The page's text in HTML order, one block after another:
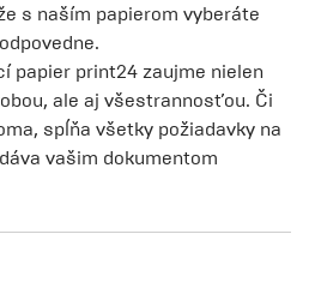
s naším papierom vyberáte
papier print24 zaujme nielen
ale aj všestrannosťou. Či
spĺňa všetky požiadavky na
vašim dokumentom